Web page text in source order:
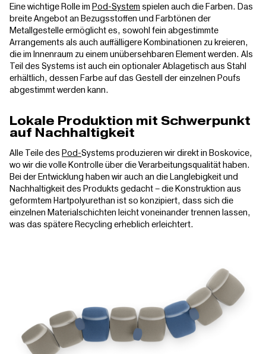
Eine wichtige Rolle im Pod-System spielen auch die Farben. Das
breite Angebot an Bezugsstoffen und Farbtönen der
Metallgestelle ermöglicht es, sowohl fein abgestimmte
Arrangements als auch auffälligere Kombinationen zu kreieren,
die im Innenraum zu einem unübersehbaren Element werden. Als
Teil des Systems ist auch ein optionaler Ablagetisch aus Stahl
erhältlich, dessen Farbe auf das Gestell der einzelnen Poufs
abgestimmt werden kann.
Lokale Produktion mit Schwerpunkt
auf Nachhaltigkeit
Alle Teile des Pod-Systems produzieren wir direkt in Boskovice,
wo wir die volle Kontrolle über die Verarbeitungsqualität haben.
Bei der Entwicklung haben wir auch an die Langlebigkeit und
Nachhaltigkeit des Produkts gedacht – die Konstruktion aus
geformtem Hartpolyurethan ist so konzipiert, dass sich die
einzelnen Materialschichten leicht voneinander trennen lassen,
was das spätere Recycling erheblich erleichtert.